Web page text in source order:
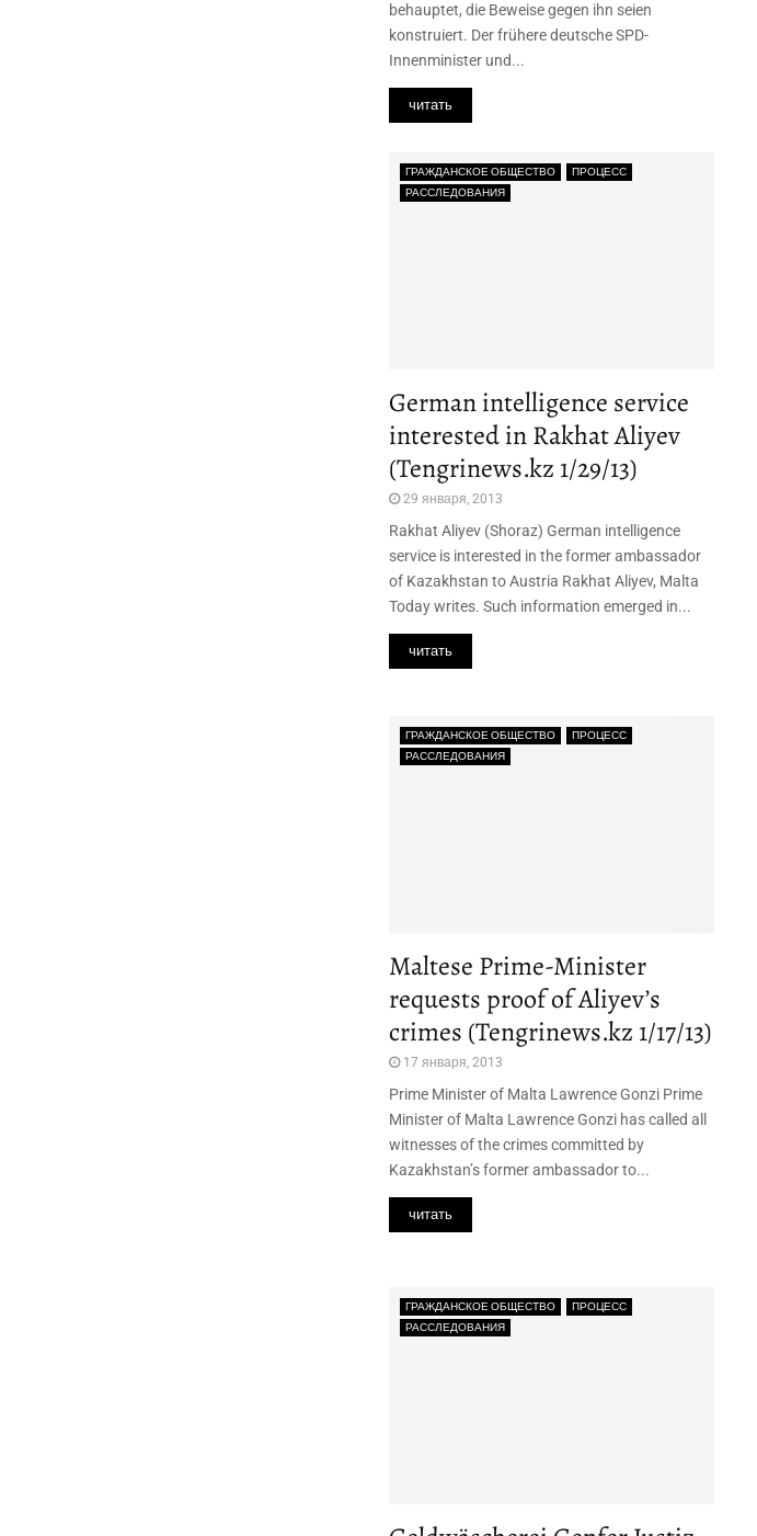
behauptet, die Beweise gegen ihn seien
konstruiert. Der frühere deutsche SPD-
Innenminister und...
читать
ГРАЖДАНСКОЕ ОБЩЕСТВО
ПРОЦЕСС
РАССЛЕДОВАНИЯ
German intelligence service
interested in Rakhat Aliyev
(Tengrinews.kz 1/29/13)
29 января, 2013
Rakhat Aliyev (Shoraz) German intelligence
service is interested in the former ambassador
of Kazakhstan to Austria Rakhat Aliyev, Malta
Today writes. Such information emerged in...
читать
ГРАЖДАНСКОЕ ОБЩЕСТВО
ПРОЦЕСС
РАССЛЕДОВАНИЯ
Maltese Prime-Minister
requests proof of Aliyev’s
crimes (Tengrinews.kz 1/17/13)
17 января, 2013
Prime Minister of Malta Lawrence Gonzi Prime
Minister of Malta Lawrence Gonzi has called all
witnesses of the crimes committed by
Kazakhstan’s former ambassador to...
читать
ГРАЖДАНСКОЕ ОБЩЕСТВО
ПРОЦЕСС
РАССЛЕДОВАНИЯ